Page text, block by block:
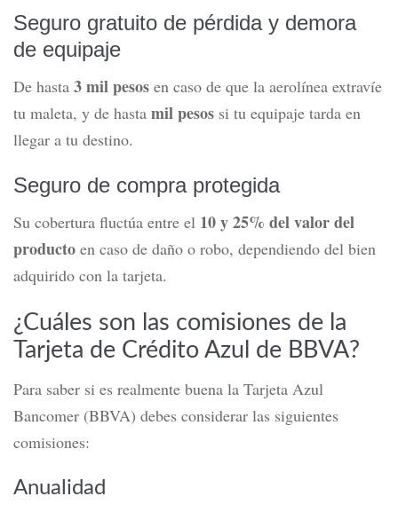
Seguro gratuito de pérdida y demora
de equipaje
De hasta 3 mil pesos en caso de que la aerolínea extravíe
tu maleta, y de hasta mil pesos si tu equipaje tarda en
llegar a tu destino.
Seguro de compra protegida
Su cobertura fluctúa entre el 10 y 25% del valor del
producto en caso de daño o robo, dependiendo del bien
adquirido con la tarjeta.
¿Cuáles son las comisiones de la
Tarjeta de Crédito Azul de BBVA?
Para saber si es realmente buena la Tarjeta Azul
Bancomer (BBVA) debes considerar las siguientes
comisiones:
Anualidad